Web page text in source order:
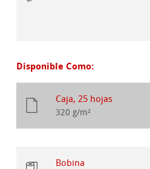
Disponible Como:
Caja, 25 hojas
320 g/m²
Bobina